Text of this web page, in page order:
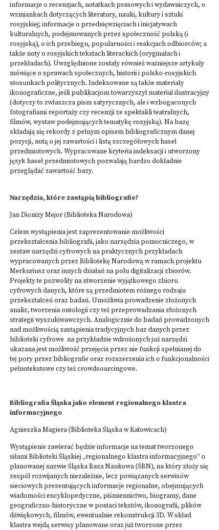
informacje o recenzjach, notatkach prasowych i wydawniczych, o
wzmiankach dotyczących literatury, nauki, kultury i sztuki
rosyjskiej; informacje o przedsięwzięciach i inicjatywach
kulturalnych, podejmowanych przez społeczność polską (i
rosyjską), o ich przebiegu, popularności i reakcjach odbiorców; a
także noty o rosyjskich tekstach literackich (oryginałach i
przekładach). Uwzględnione zostały również ważniejsze artykuły
mówiące o sprawach społecznych, historii i polsko-rosyjskich
stosunkach politycznych. Indeksowane są także materiały
ikonograficzne, jeśli publikacjom towarzyszył materiał ilustracyjny
(dotyczy to zwłaszcza pism satyrycznych, ale i wzbogaconych
fotografiami reportaży czy recenzji ze spektakli teatralnych,
filmów, wystaw podejmujących tematykę rosyjską). Na bazę
składają się rekordy z pełnym opisem bibliograficznym danej
pozycji, notą o jej zawartości i listą szczegółowych haseł
przedmiotowych. Wypracowane kryteria indeksacji i utworzony
język haseł przedmiotowych pozwalają bardzo dokładnie
przeglądać zawartość bazy.
Narzędzia, które zastąpią bibliografie?
Jan Dionizy Mejor (Biblioteka Narodowa)
Celem wystąpienia jest zaprezentowanie możliwości
przekształcenia bibliografii, jako narzędzia pomocniczego, w
zestaw narzędzi cyfrowych na praktycznych przykładach
wypracowanych przez Bibliotekę Narodową w ramach projektu
Merkuriusz oraz innych działań na polu digitalizacji zbiorów.
Projekty te pozwoliły na stworzenie wyjątkowego zbioru
cyfrowych danych, które są przedmiotem różnego rodzaju
przekształceń oraz badań. Umożliwia prowadzenie złożonych
analiz, tworzenia ontologii czy też przeprowadzania złożonych
strategii wyszukiwawczych. Analogicznie do badań prowadzonych
nad możliwością zastąpienia tradycyjnych baz danych przez
biblioteki cyfrowe na przykładzie wdrożonych już narzędzi
ukazana jest możliwość przejęcia przez nie funkcji spełnianej do
tej pory przez bibliografie oraz rozszerzenia ich o funkcjonalności
pełnotekstowe czy też crowdsourcingowe.
Bibliografia Śląska jako element regionalnego klastra
informacyjnego
Agnieszka Magiera (Biblioteka Śląska w Katowicach)
Wystąpienie zawierać będzie informacje na temat tworzonego
siłami Biblioteki Śląskiej „regionalnego klastra informacyjnego” o
planowanej nazwie Śląska Baza Naukowa (ŚBN), na który złoży się
zespół rozwijanych niezależnie, lecz powiązanych serwisów
sieciowych prezentujących informacje regionalne, obejmujących
wiadomości encyklopedyczne, piśmiennictwo, biogramy, dane
geograficzno-historyczne w postaci tekstów, ikonografii, plików
dźwiękowych, filmów, ewentualnie rekonstrukcji 3D. W skład
klastra wejdą serwisy planowane oraz już tworzone przez